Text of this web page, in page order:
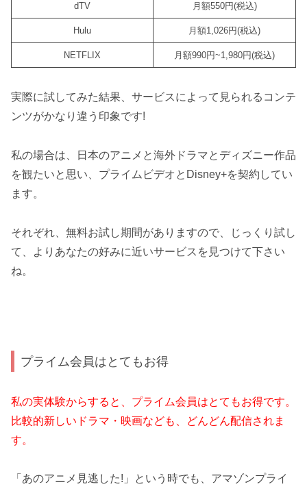
dTV 月額550円(税込)
Hulu 月額1,026円(税込)
NETFLIX 月額990円~1,980円(税込)
実際に試してみた結果、サービスによって見られるコンテ
ンツがかなり違う印象です!
私の場合は、日本のアニメと海外ドラマとディズニー作品
を観たいと思い、プライムビデオとDisney+を契約してい
ます。
それぞれ、無料お試し期間がありますので、じっくり試し
て、よりあなたの好みに近いサービスを見つけて下さい
ね。
プライム会員はとてもお得
私の実体験からすると、プライム会員はとてもお得です。
比較的新しいドラマ・映画なども、どんどん配信されま
す。
「あのアニメ見逃した!」という時でも、アマゾンプライ